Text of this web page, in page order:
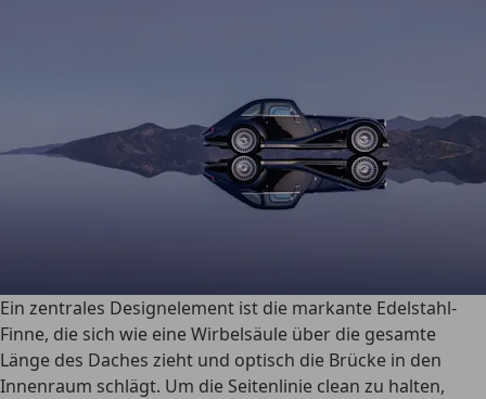
Ein zentrales Designelement ist die markante Edelstahl-
Finne, die sich wie eine Wirbelsäule über die gesamte
Länge des Daches zieht und optisch die Brücke in den
Innenraum schlägt. Um die Seitenlinie clean zu halten,